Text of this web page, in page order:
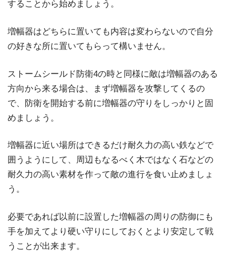
することから始めましょう。
増幅器はどちらに置いても内容は変わらないので自分
の好きな所に置いてもらって構いません。
ストームシールド防衛4の時と同様に敵は増幅器のある
方向から来る場合は、まず増幅器を攻撃してくるの
で、防衛を開始する前に増幅器の守りをしっかりと固
めましょう。
増幅器に近い場所はできるだけ耐久力の高い鉄などで
囲うようにして、周辺もなるべく木ではなく石などの
耐久力の高い素材を作って敵の進行を食い止めましょ
う。
必要であれば以前に設置した増幅器の周りの防御にも
手を加えてより硬い守りにしておくとより安定して戦
うことが出来ます。